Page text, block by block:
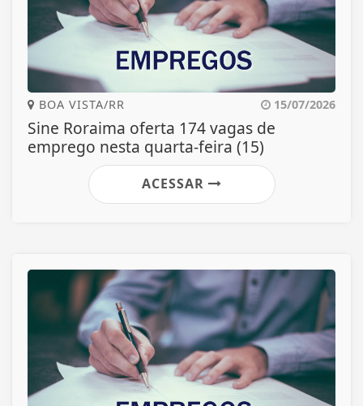
BOA VISTA/RR 15/07/2026
Sine Roraima oferta 174 vagas de
emprego nesta quarta-feira (15)
ACESSAR